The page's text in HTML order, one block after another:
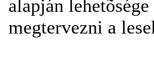
alapján
megtervezni a